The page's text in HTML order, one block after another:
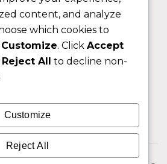
content, and analyze
which cookies to
Customize. Click Accept
Reject All to decline non-
Customize
Reject All